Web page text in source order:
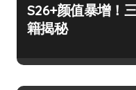
S26+颜值暴增！
籍揭秘